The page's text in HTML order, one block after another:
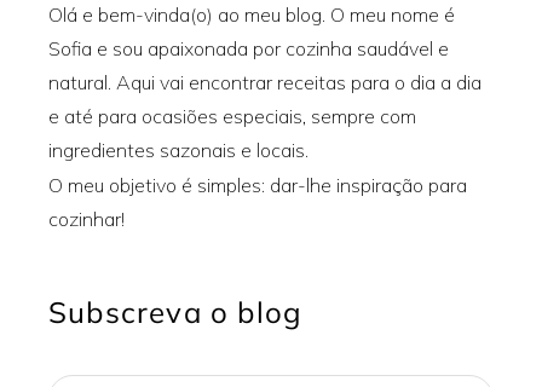
Olá e bem-vinda(o) ao meu blog. O meu nome é
Sofia e sou apaixonada por cozinha saudável e
natural. Aqui vai encontrar receitas para o dia a dia
e até para ocasiões especiais, sempre com
ingredientes sazonais e locais.
O meu objetivo é simples: dar-lhe inspiração para
cozinhar!
Subscreva o blog